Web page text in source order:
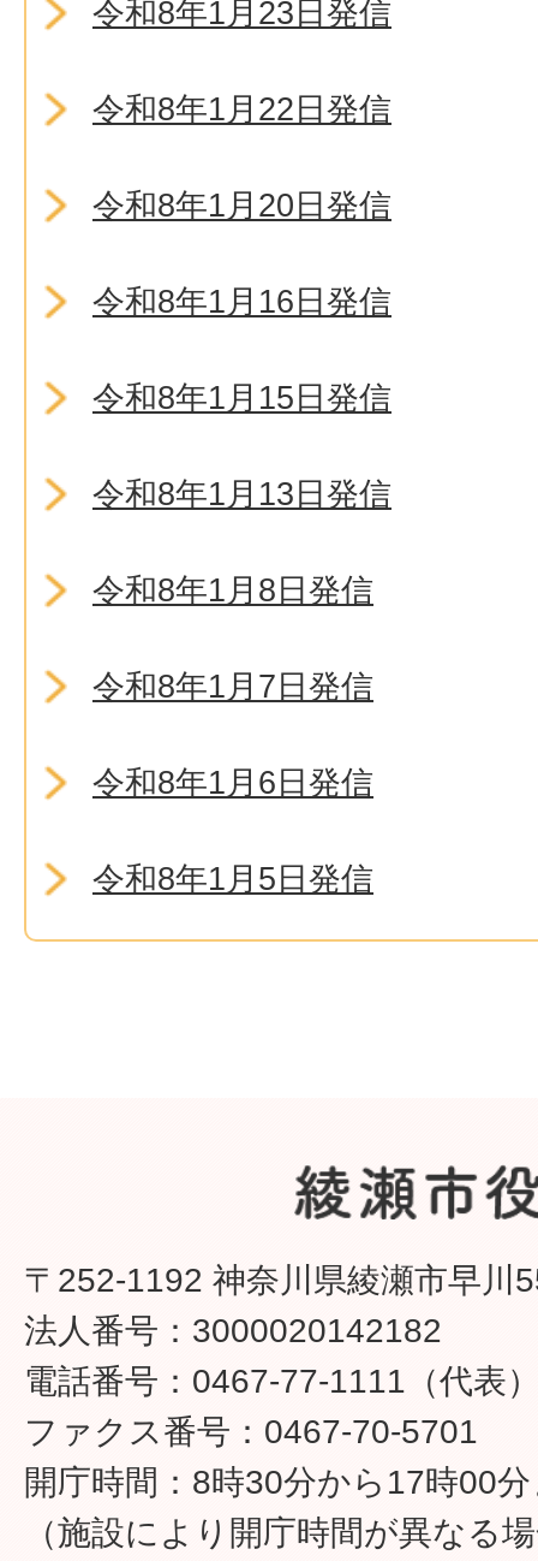
令和8年1月23日発信
令和8年1月22日発信
令和8年1月20日発信
令和8年1月16日発信
令和8年1月15日発信
令和8年1月13日発信
令和8年1月8日発信
令和8年1月7日発信
令和8年1月6日発信
令和8年1月5日発信
〒252-1192 神奈川県綾瀬市早川
法人番号：3000020142182
電話番号：0467-77-1111（代表
ファクス番号：0467-70-5701
開庁時間：8時30分から17時00
（施設により開庁時間が異なる